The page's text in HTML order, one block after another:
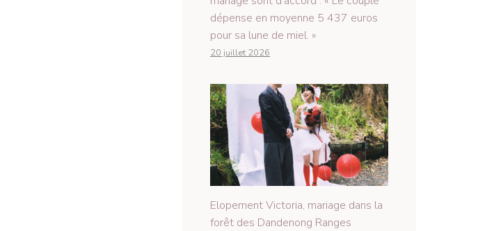
dépense en moyenne 5 437 euros
pour sa lune de miel. »
20 juillet 2026
Elopement Victoria, mariage dans la
forêt des Dandenong Ranges